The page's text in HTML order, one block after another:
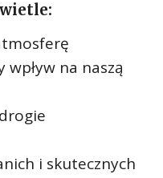
na naszą
i skutecznych